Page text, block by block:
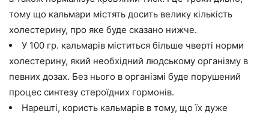
тому що кальмари містять досить велику кількість
холестерину, про яке буде сказано нижче.
У 100 гр. кальмарів міститься більше чверті норми
холестерину, який необхідний людському організму в
певних дозах. Без нього в організмі буде порушений
процес синтезу стероїдних гормонів.
Нарешті, користь кальмарів в тому, що їх дуже